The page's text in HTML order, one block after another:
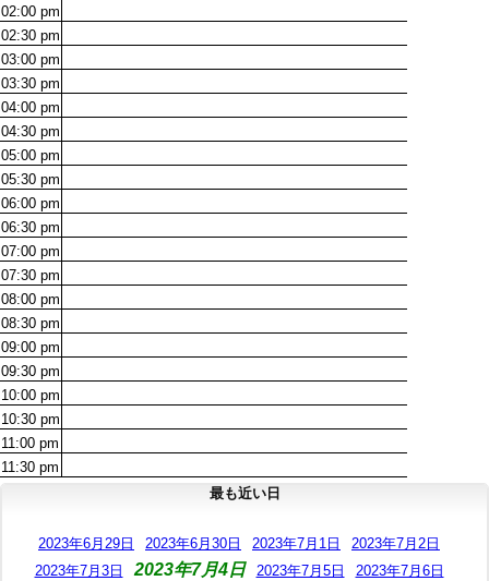
02:00 pm
02:30 pm
03:00 pm
03:30 pm
04:00 pm
04:30 pm
05:00 pm
05:30 pm
06:00 pm
06:30 pm
07:00 pm
07:30 pm
08:00 pm
08:30 pm
09:00 pm
09:30 pm
10:00 pm
10:30 pm
11:00 pm
11:30 pm
最も近い日
2023年6月29日 2023年6月30日 2023年7月1日
2023年7月2日
2023年7月3日
2023年7月4日 2023年7月5日
2023年7月6日